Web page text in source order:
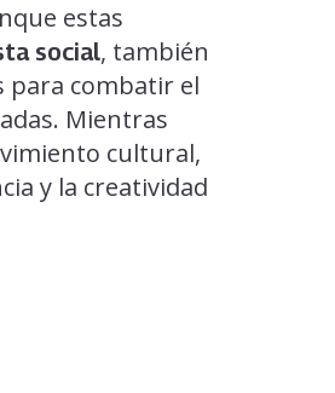
estas
social, también
para combatir el
Mientras
cultural,
y la creatividad